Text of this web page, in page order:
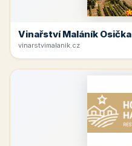
Vinařství Maláník Osička
vinarstvimalanik.cz